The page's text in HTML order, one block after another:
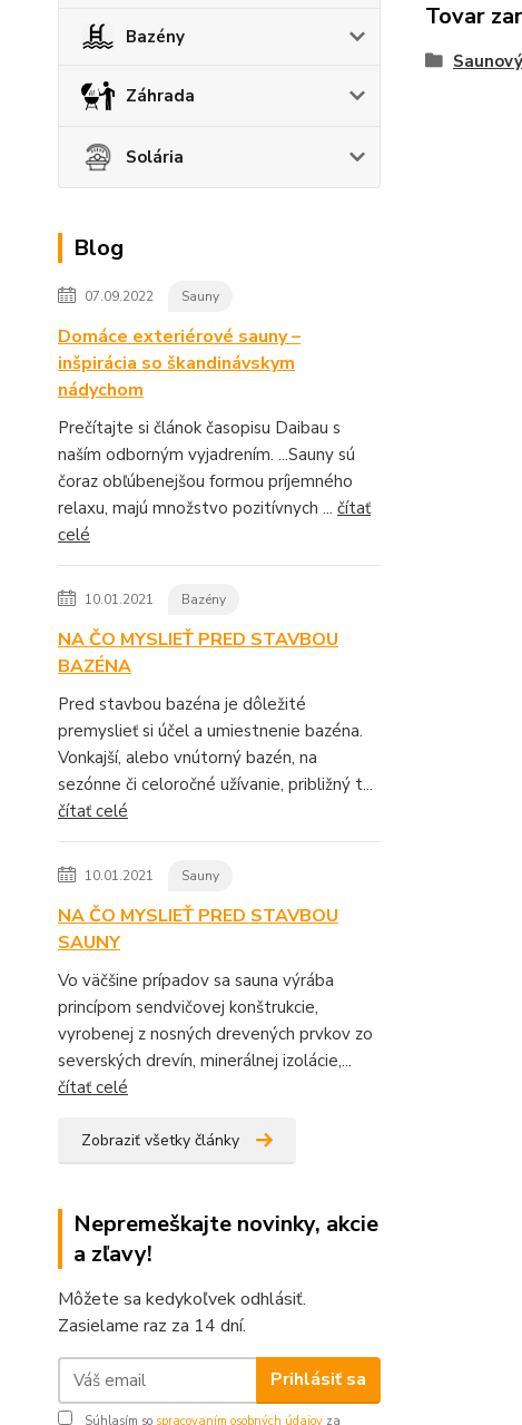
Bazény
Záhrada
Solária
Blog
07.09.2022 Sauny
Domáce exteriérové sauny –
inšpirácia so škandinávskym
nádychom
Prečítajte si článok časopisu Daibau s
naším odborným vyjadrením. ...Sauny sú
čoraz obľúbenejšou formou príjemného
relaxu, majú množstvo pozitívnych ... čítať
celé
10.01.2021 Bazény
NA ČO MYSLIEŤ PRED STAVBOU
BAZÉNA
Pred stavbou bazéna je dôležité
premyslieť si účel a umiestnenie bazéna.
Vonkajší, alebo vnútorný bazén, na
sezónne či celoročné užívanie, približný t...
čítať celé
10.01.2021 Sauny
NA ČO MYSLIEŤ PRED STAVBOU
SAUNY
Vo väčšine prípadov sa sauna výrába
princípom sendvičovej konštrukcie,
vyrobenej z nosných drevených prvkov zo
severských drevín, minerálnej izolácie,...
čítať celé
Zobraziť všetky články
Nepremeškajte novinky, akcie
a zľavy!
Môžete sa kedykoľvek odhlásiť.
Zasielame raz za 14 dní.
Prihlásiť sa
Súhlasím so spracovaním osobných údajov za
Tovar